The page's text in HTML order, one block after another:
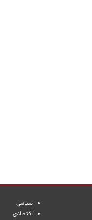
سیاسی
اقتصادی